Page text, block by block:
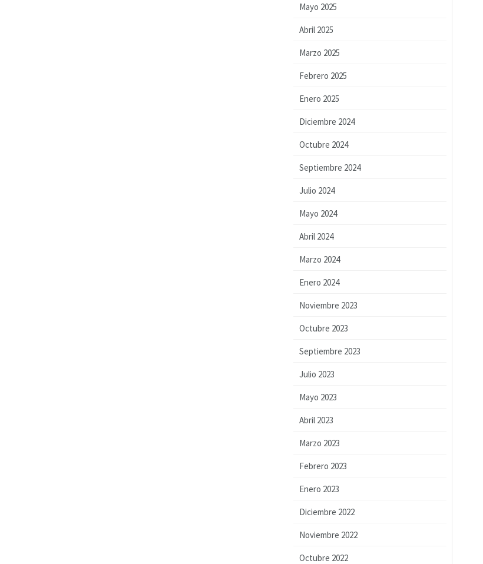
Mayo 2025
Abril 2025
Marzo 2025
Febrero 2025
Enero 2025
Diciembre 2024
Octubre 2024
Septiembre 2024
Julio 2024
Mayo 2024
Abril 2024
Marzo 2024
Enero 2024
Noviembre 2023
Octubre 2023
Septiembre 2023
Julio 2023
Mayo 2023
Abril 2023
Marzo 2023
Febrero 2023
Enero 2023
Diciembre 2022
Noviembre 2022
Octubre 2022